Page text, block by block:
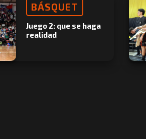
BÁSQUET
Juego 2: que se haga
realidad